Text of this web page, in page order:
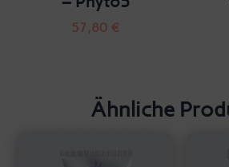
57,80 €
Ähnliche